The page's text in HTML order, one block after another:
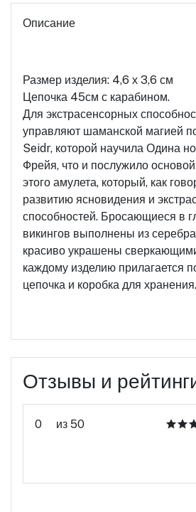
Описание
Размер изделия: 4,6 х 3,6 см
Цепочка 45см с карабином.
Для экстрасенсорных
управляют шаманской магией
Seidr, которой научила Одина
Фрейя, что и послужило
этого амулета, который, как
развитию ясновидения и
способностей. Бросающиеся в
викингов выполнены из
красиво украшены
каждому изделию прилагается
цепочка и коробка для хранения.
Отзывы и
0 из 50